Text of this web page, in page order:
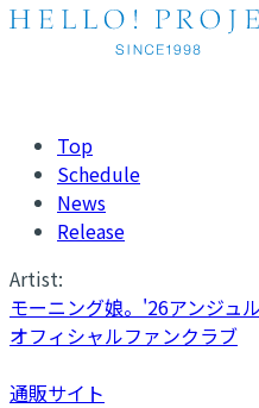
Top
Schedule
News
Release
Artist:
モーニング娘。'26アンジュ
オフィシャルファンクラブ
通販サイト